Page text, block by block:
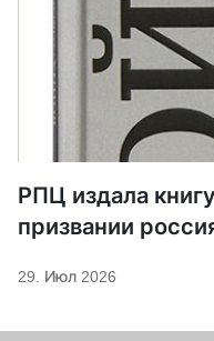
РПЦ издала
призвании
29. Июл 2026